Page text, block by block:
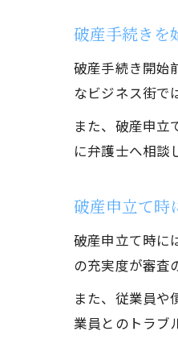
破産手続きを
破産手続き開始
なビジネス街で
また、破産申立
に弁護士へ相談
破産申立て時
破産申立て時に
の充実度が審査
また、従業員や
業員とのトラブ